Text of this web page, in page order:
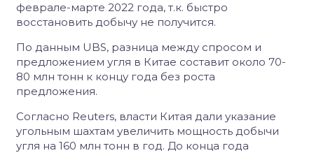
феврале-марте 2022 года, т.к. быстро
восстановить добычу не получится.
По данным UBS, разница между спросом и
предложением угля в Китае составит около 70-
80 млн тонн к концу года без роста
предложения.
Согласно Reuters, власти Китая дали указание
угольным шахтам увеличить мощность добычи
угля на 160 млн тонн в год. До конца года